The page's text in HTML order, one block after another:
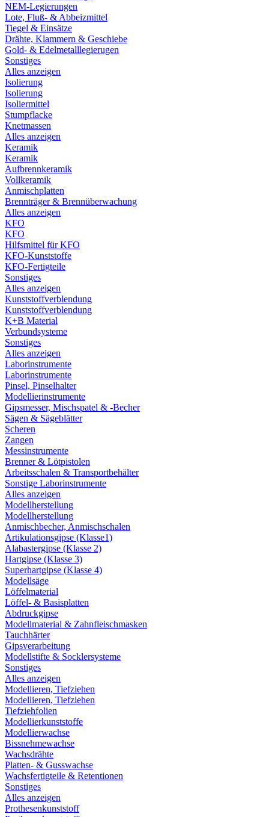
NEM-Legierungen
Lote, Fluß- & Abbeizmittel
Tiegel & Einsätze
Drähte, Klammern & Geschiebe
Gold- & Edelmetalllegierugen
Sonstiges
Alles anzeigen
Isolierung
Isolierung
Isoliermittel
Stumpflacke
Knetmassen
Alles anzeigen
Keramik
Keramik
Aufbrennkeramik
Vollkeramik
Anmischplatten
Brennträger & Brennüberwachung
Alles anzeigen
KFO
KFO
Hilfsmittel für KFO
KFO-Kunststoffe
KFO-Fertigteile
Sonstiges
Alles anzeigen
Kunststoffverblendung
Kunststoffverblendung
K+B Material
Verbundsysteme
Sonstiges
Alles anzeigen
Laborinstrumente
Laborinstrumente
Pinsel, Pinselhalter
Modellierinstrumente
Gipsmesser, Mischspatel & -Becher
Sägen & Sägeblätter
Scheren
Zangen
Messinstrumente
Brenner & Lötpistolen
Arbeitsschalen & Transportbehälter
Sonstige Laborinstrumente
Alles anzeigen
Modellherstellung
Modellherstellung
Anmischbecher, Anmischschalen
Artikulationsgipse (Klasse1)
Alabastergipse (Klasse 2)
Hartgipse (Klasse 3)
Superhartgipse (Klasse 4)
Modellsäge
Löffelmaterial
Löffel- & Basisplatten
Abdruckgipse
Modellmaterial & Zahnfleischmasken
Tauchhärter
Gipsverarbeitung
Modellstifte & Socklersysteme
Sonstiges
Alles anzeigen
Modellieren, Tiefziehen
Modellieren, Tiefziehen
Tiefziehfolien
Modellierkunststoffe
Modellierwachse
Bissnehmewachse
Wachsdrähte
Platten- & Gusswachse
Wachsfertigteile & Retentionen
Sonstiges
Alles anzeigen
Prothesenkunststoff